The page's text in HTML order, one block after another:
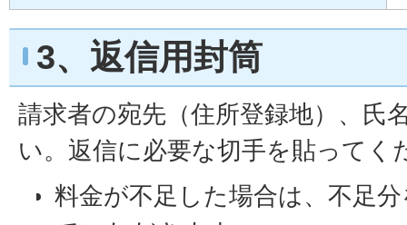
3、返信用封筒
請求者の宛先（住所登録地）、氏
い。返信に必要な切手を貼ってく
料金が不足した場合は、不足